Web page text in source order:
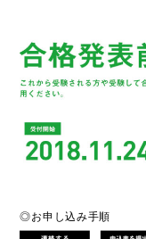
◎お申し込み手順